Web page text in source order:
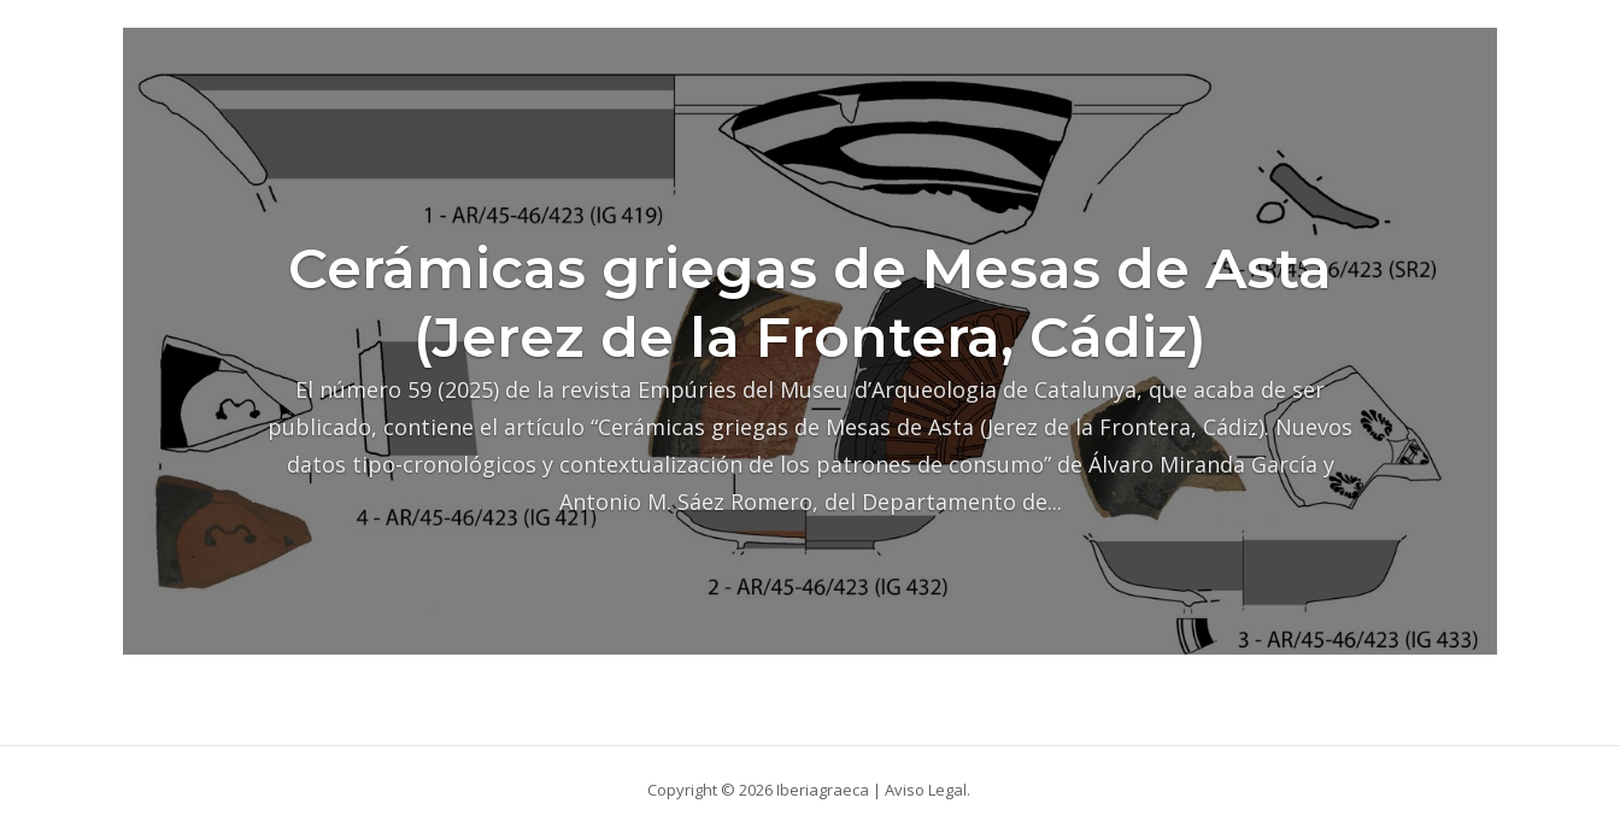
Cerámicas griegas de Mesas de Asta
(Jerez de la Frontera, Cádiz)
El número 59 (2025) de la revista Empúries del Museu d’Arqueologia de Catalunya, que acaba de ser
publicado, contiene el artículo “Cerámicas griegas de Mesas de Asta (Jerez de la Frontera, Cádiz). Nuevos
datos tipo-cronológicos y contextualización de los patrones de consumo” de Álvaro Miranda García y
Antonio M. Sáez Romero, del Departamento de...
Copyright © 2026 Iberiagraeca | Aviso Legal.